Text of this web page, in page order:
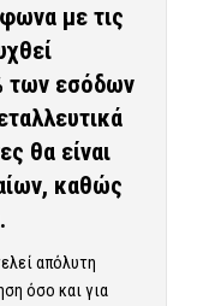
με τις
των εσόδων
θα είναι
καθώς
απόλυτη
όσο και για